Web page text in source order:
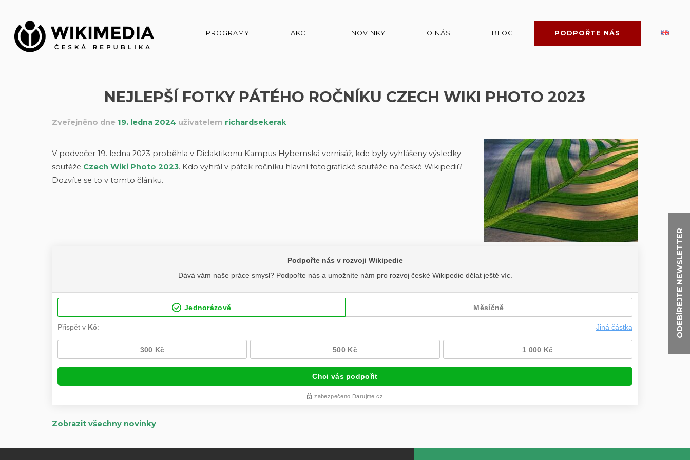
ODEBÍREJTE NEWSLETTER
obsah
PROGRAMY AKCE NOVINKY O NÁS BLOG PODPOŘTE NÁS
NEJLEPŠÍ FOTKY PÁTÉHO ROČNÍKU CZECH WIKI PHOTO 2023
Zveřejněno dne 19. ledna 2024 uživatelem richardsekerak
V podvečer 19. ledna 2023 proběhla v Didaktikonu Kampus Hybernská vernisáž, kde byly vyhlášeny výsledky
soutěže Czech Wiki Photo 2023. Kdo vyhrál v pátek ročníku hlavní fotografické soutěže na české Wikipedii?
Dozvíte se to v tomto článku.
Zobrazit všechny novinky